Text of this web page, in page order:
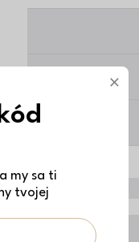
________
________
×
my sa ti
tvojej